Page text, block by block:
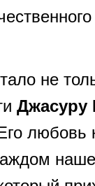
не
Джасуру
любовь